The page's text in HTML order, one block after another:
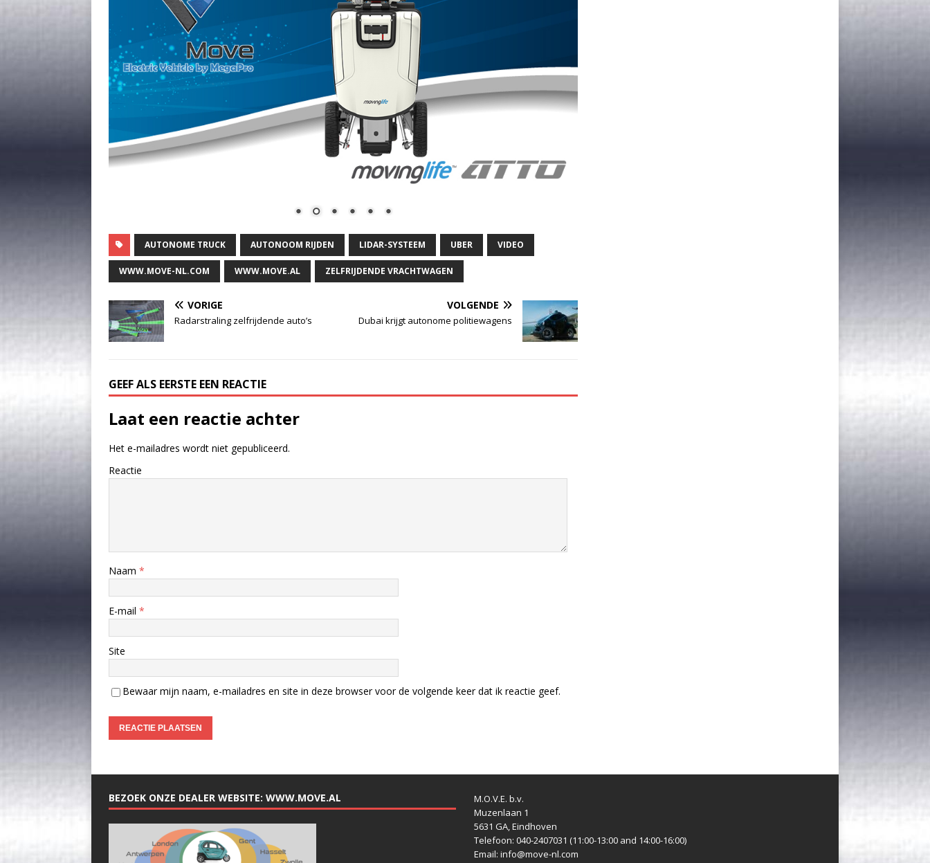
AUTONOME TRUCK AUTONOOM RIJDEN LIDAR-SYSTEEM UBER VIDEO
WWW.MOVE-NL.COM WWW.MOVE.AL ZELFRIJDENDE VRACHTWAGEN
VORIGE
Radarstraling zelfrijdende auto’s
VOLGENDE
Dubai krijgt autonome politiewagens
GEEF ALS EERSTE EEN REACTIE
Laat een reactie achter
Het e-mailadres wordt niet gepubliceerd.
Reactie
Naam *
E-mail *
Site
Bewaar mijn naam, e-mailadres en site in deze browser voor de volgende keer dat ik reactie geef.
BEZOEK ONZE DEALER WEBSITE: WWW.MOVE.AL
M.O.V.E. b.v.
Muzenlaan 1
5631 GA, Eindhoven
Telefoon: 040-2407031 (11:00-13:00 and 14:00-16:00)
Email: info@move-nl.com